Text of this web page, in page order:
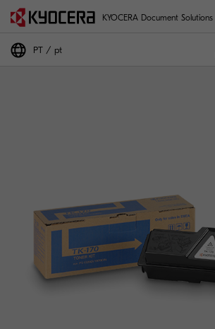
KYOCERA Document Solutions
PT pt